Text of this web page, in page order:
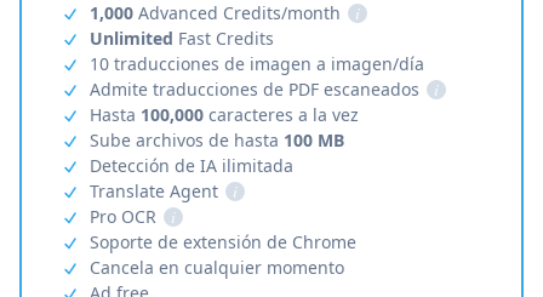
1,000 Advanced Credits/month
i
Unlimited Fast Credits
10 traducciones de imagen a imagen/día
Admite traducciones de PDF escaneados
i
Hasta 100,000 caracteres a la vez
Sube archivos de hasta 100 MB
Detección de IA ilimitada
Translate Agent
i
Pro OCR
i
Soporte de extensión de Chrome
Cancela en cualquier momento